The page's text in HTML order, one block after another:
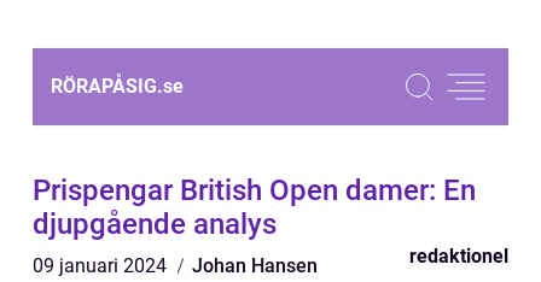
RÖRAPÅSIG.se
Prispengar British Open damer: En
djupgående analys
09 januari 2024 Johan Hansen redaktionel